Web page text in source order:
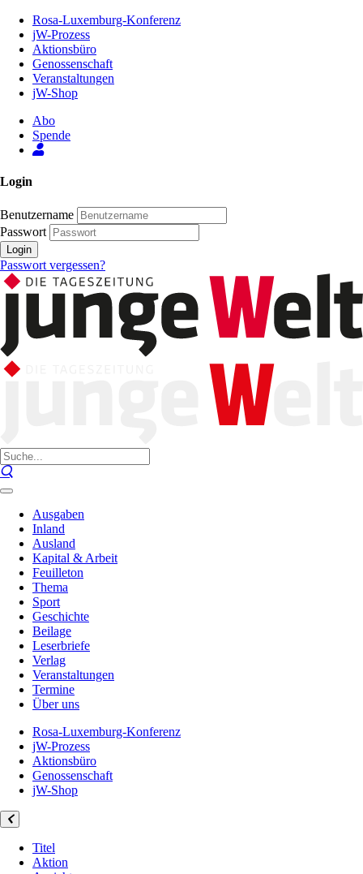
Inhalt
Seite
Rosa-Luxemburg-Konferenz
jW-Prozess
Aktionsbüro
Genossenschaft
Veranstaltungen
jW-Shop
Abo
Spende
Login
Benutzername
Passwort
Login
Passwort vergessen?
Ausgaben
Inland
Ausland
Kapital & Arbeit
Feuilleton
Thema
Sport
Geschichte
Beilage
Leserbriefe
Verlag
Veranstaltungen
Termine
Über uns
Rosa-Luxemburg-Konferenz
jW-Prozess
Aktionsbüro
Genossenschaft
jW-Shop
Titel
Aktion